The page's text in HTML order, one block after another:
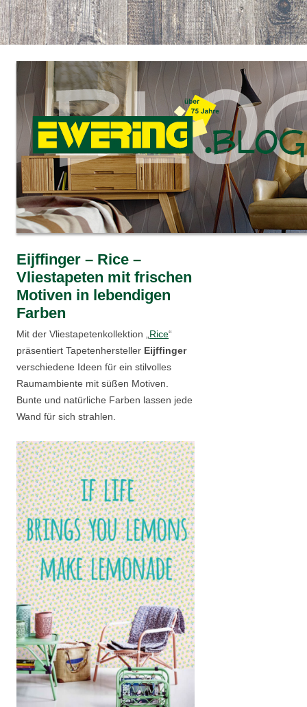
Eijffinger – Rice –
Vliestapeten mit frischen
Motiven in lebendigen
Farben
Mit der Vliestapetenkollektion „ Rice“
präsentiert Tapetenhersteller Eijffinger
verschiedene Ideen für ein stilvolles
Raumambiente mit süßen Motiven.
Bunte und natürliche Farben lassen jede
Wand für sich strahlen.